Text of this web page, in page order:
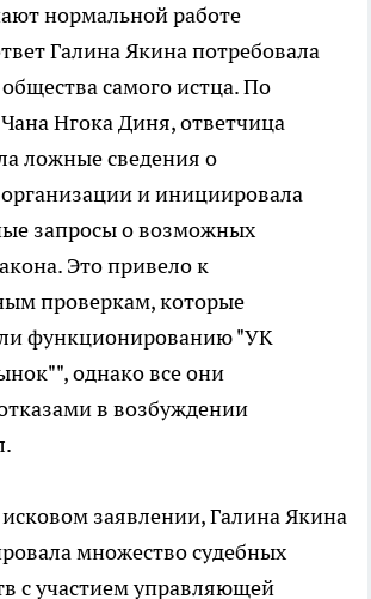
нормальной работе
Галина Якина потребовала
самого истца. По
Нгока Диня, ответчица
ложные сведения о
и инициировала
запросы о возможных
Это привело к
проверкам, которые
функционированию "УК
однако все они
в возбуждении
заявлении, Галина Якина
множество судебных
с участием управляющей